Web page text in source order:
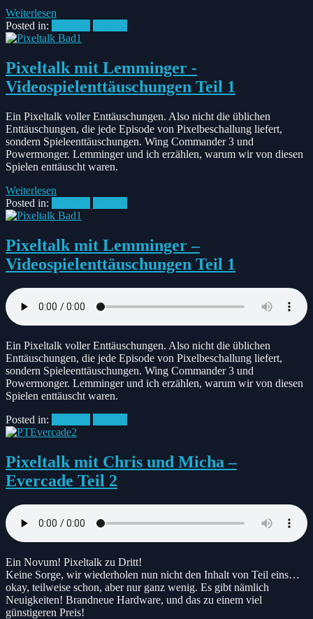
Weiterlesen
Posted in:
Pixeltalk mit Lemminger -
Videospielenttäuschungen Teil 1
Ein Pixeltalk voller Enttäuschungen. Also nicht die üblichen
Enttäuschungen, die jede Episode von Pixelbeschallung liefert,
sondern Spieleenttäuschungen. Wing Commander 3 und
Powermonger. Lemminger und ich erzählen, warum wir von diesen
Spielen enttäuscht waren.
Weiterlesen
Posted in:
Pixeltalk mit Lemminger –
Videospielenttäuschungen Teil 1
Ein Pixeltalk voller Enttäuschungen. Also nicht die üblichen
Enttäuschungen, die jede Episode von Pixelbeschallung liefert,
sondern Spieleenttäuschungen. Wing Commander 3 und
Powermonger. Lemminger und ich erzählen, warum wir von diesen
Spielen enttäuscht waren.
Posted in:
Pixeltalk mit Chris und Micha –
Evercade Teil 2
Ein Novum! Pixeltalk zu Dritt!
Keine Sorge, wir wiederholen nun nicht den Inhalt von Teil eins…
okay, teilweise schon, aber nur ganz wenig. Es gibt nämlich
Neuigkeiten! Brandneue Hardware, und das zu einem viel
günstigeren Preis!